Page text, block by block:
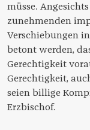
müsse.
zunehmenden
Verschiebungen
betont werden,
Gerechtigkeit
Gerechtigkeit,
seien billige
Erzbischof.